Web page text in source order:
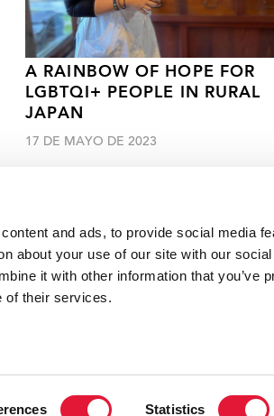
and ads, to provide social media
about your use of our site with our
it with other information that you’ve
of their services.
Statistics
A RAINBOW OF HOPE FOR
LGBTQI+ PEOPLE IN RURAL
JAPAN
17 DE MAYO DE 2023
movimiento contra el sida